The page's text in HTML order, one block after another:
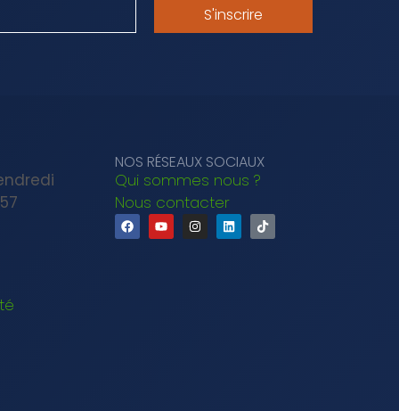
S'inscrire
NOS RÉSEAUX SOCIAUX
Qui sommes nous ?
Nous contacter